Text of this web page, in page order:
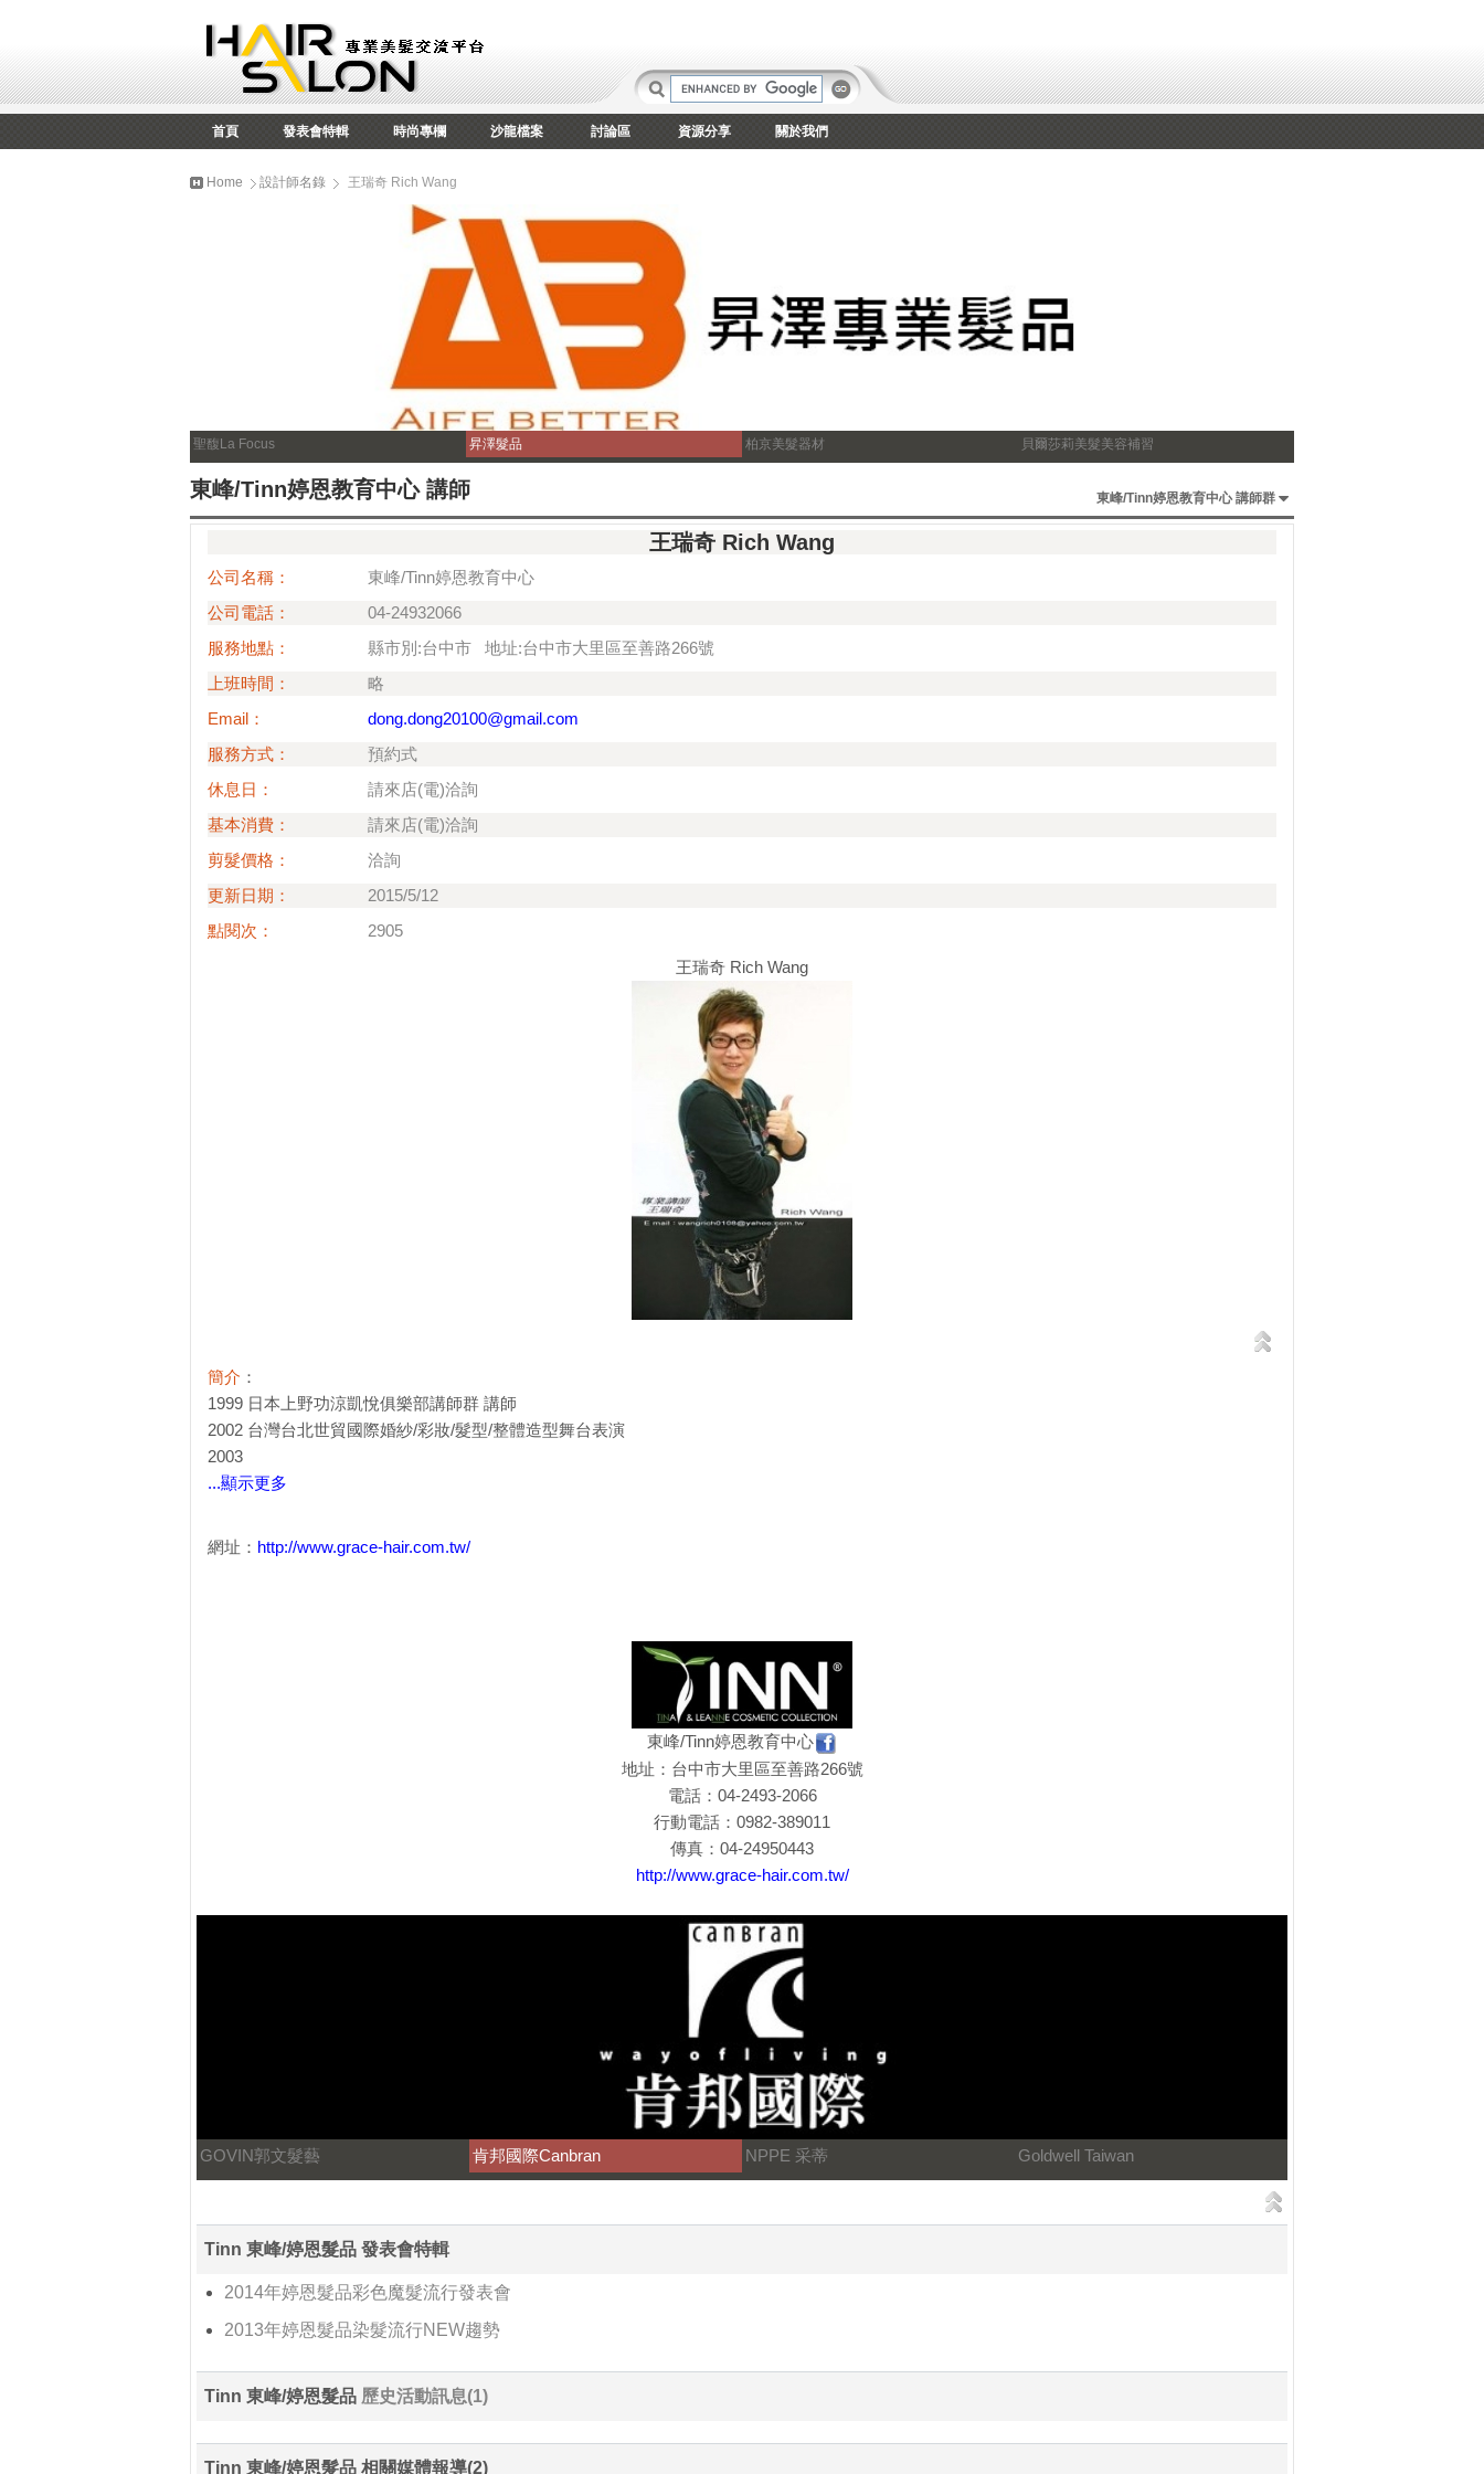
首頁 發表會特輯 時尚專欄 沙龍檔案 討論區 資源分享 關於我們
Home 設計師名錄 王瑞奇 Rich Wang
聖馥La Focus 昇澤髮品 柏京美髮器材 貝爾莎莉美髮美容補習
東峰/Tinn婷恩教育中心 講師 東峰/Tinn婷恩教育中心 講師群
王瑞奇 Rich Wang
公司名稱：
東峰/Tinn婷恩教育中心
公司電話：
04-24932066
服務地點：
縣市別:台中市 地址:台中市大里區至善路266號
上班時間：
略
Email：
dong.dong20100@gmail.com
服務方式：
預約式
休息日：
請來店(電)洽詢
基本消費：
請來店(電)洽詢
剪髮價格：
洽詢
更新日期：
2015/5/12
點閱次：
2905
王瑞奇 Rich Wang
簡介 ：
1999 日本上野功涼凱悅俱樂部講師群 講師
2002 台灣台北世貿國際婚紗/彩妝/髮型/整體造型舞台表演
2003
...顯示更多
網址： http://www.grace-hair.com.tw/
東峰/Tinn婷恩教育中心
地址：台中市大里區至善路266號
電話：04-2493-2066
行動電話：0982-389011
傳真：04-24950443
http://www.grace-hair.com.tw/
GOVIN郭文髮藝 肯邦國際Canbran NPPE 采蒂 Goldwell Taiwan
Tinn 東峰/婷恩髮品 發表會特輯
2014年婷恩髮品彩色魔髮流行發表會
2013年婷恩髮品染髮流行NEW趨勢
Tinn 東峰/婷恩髮品 歷史活動訊息(1)
Tinn 東峰/婷恩髮品 相關媒體報導(2)